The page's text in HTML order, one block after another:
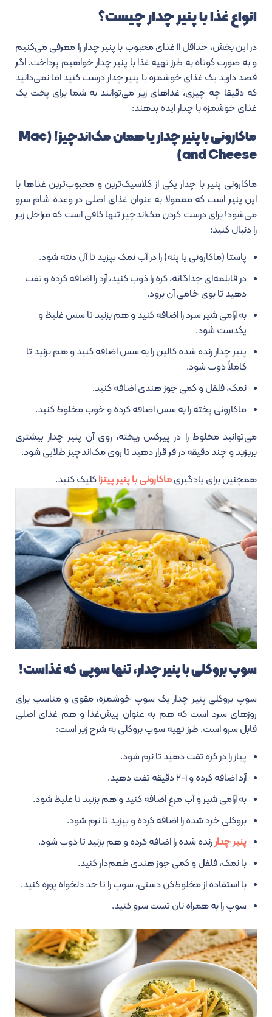
انواع غذا با پنیر چدار چیست؟
در این بخش، حداقل ۱۱ غذای محبوب با پنیر چدار را معرفی می‌کنیم
و به صورت کوتاه به طرز تهیه غذا با پنیر چدار خواهیم پرداخت. اگر
قصد دارید یک غذای خوشمزه با پنیر چدار درست کنید اما نمی‌دانید
که دقیقا چه چیزی، غذاهای زیر می‌توانند به شما برای پخت یک
غذای خوشمزه با چدار ایده بدهند:
ماکارونی با پنیر چدار یا همان مک‌اندچیز! (Mac
and Cheese)
ماکارونی پنیر با چدار یکی از کلاسیک‌ترین و محبوب‌ترین غذاها با
این پنیر است که معمولا به عنوان غذای اصلی در وعده شام سرو
می‌شود! برای درست کردن مک‌اندچیز تنها کافی است که مراحل زیر
را دنبال کنید:
پاستا (ماکارونی یا پنه) را در آب نمک بپزید تا آل دنته شود.
در قابلمه‌ای جداگانه، کره را ذوب کنید، آرد را اضافه کرده و تفت
دهید تا بوی خامی آن برود.
به آرامی شیر سرد را اضافه کنید و هم بزنید تا سس غلیظ و
یکدست شود.
پنیر چدار رنده شده کالین را به سس اضافه کنید و هم بزنید تا
کاملاً ذوب شود.
نمک، فلفل و کمی جوز هندی اضافه کنید.
ماکارونی پخته را به سس اضافه کرده و خوب مخلوط کنید.
می‌توانید مخلوط را در پیرکس ریخته، روی آن پنیر چدار بیشتری
بریزید و چند دقیقه در فر قرار دهید تا روی مک‌اندچیز طلایی شود.
همچنین برای یادگیریماکارونی با پنیر پیتزاکلیک کنید.
سوپ بروکلی با پنیر چدار، تنها سوپی که غذاست!
سوپ بروکلی پنیر چدار یک سوپ خوشمزه، مقوی و مناسب برای
روزهای سرد است که هم به عنوان پیش‌غذا و هم غذای اصلی
قابل سرو است. طرز تهیه سوپ بروکلی به شرح زیر است:
پیاز را در کره تفت دهید تا نرم شود.
آرد اضافه کرده و ۱-۲ دقیقه تفت دهید.
به آرامی شیر و آب مرغ اضافه کنید و هم بزنید تا غلیظ شود.
بروکلی خرد شده را اضافه کرده و بپزید تا نرم شود.
پنیر چداررنده شده را اضافه کرده و هم بزنید تا ذوب شود.
با نمک، فلفل و کمی جوز هندی طعم‌دار کنید.
با استفاده از مخلوط‌کن دستی، سوپ را تا حد دلخواه پوره کنید.
سوپ را به همراه نان تست سرو کنید.